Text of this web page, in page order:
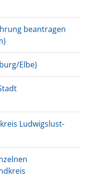
beantragen
Elbe)
Ludwigslust-